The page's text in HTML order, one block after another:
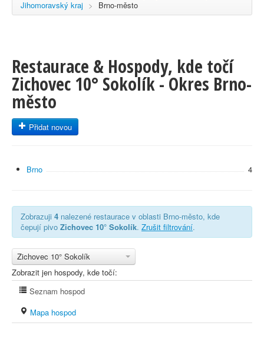
Jihomoravský kraj > Brno-město
Restaurace & Hospody, kde točí
Zichovec 10° Sokolík - Okres Brno-
město
Přidat novou
Brno 4
Zobrazuji 4 nalezené restaurace v oblasti Brno-město, kde
čepují pivo Zichovec 10° Sokolík. Zrušit filtrování.
Zichovec 10° Sokolík
Zobrazit jen hospody, kde točí:
Seznam hospod
Mapa hospod